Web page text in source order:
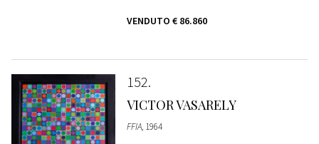
VENDUTO € 86.860
152
VICTOR VASARELY
FFIA, 1964